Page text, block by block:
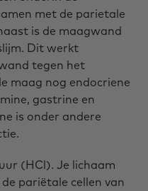
met de parietale
is de maagwand
Dit werkt
tegen het
maag nog endocriene
gastrine en
is onder andere
(HCl). Je lichaam
pariëtale cellen van